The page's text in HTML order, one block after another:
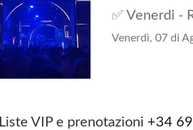
✅ Venerdi -
Venerdì, 07 di
Liste VIP e prenotazioni +34